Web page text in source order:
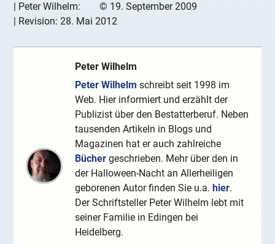
Peter Wilhelm: © 19. September 2009
| Revision:28. Mai 2012
Peter Wilhelm
Peter Wilhelm schreibt seit 1998 im
Web. Hier informiert und erzählt der
Publizist über den Bestatterberuf. Neben
tausenden Artikeln in Blogs und
Magazinen hat er auch zahlreiche
Bücher geschrieben. Mehr über den in
der Halloween-Nacht an Allerheiligen
geborenen Autor finden Sie u.a. hier.
Der Schriftsteller Peter Wilhelm lebt mit
seiner Familie in Edingen bei
Heidelberg.